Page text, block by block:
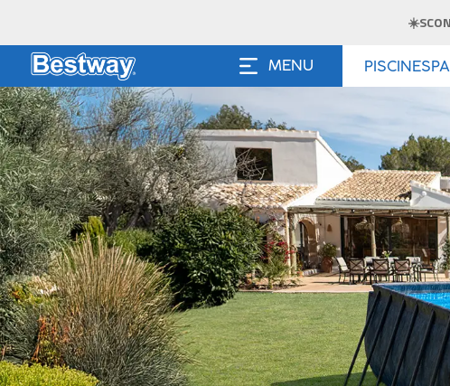
MENU PISCINESPA